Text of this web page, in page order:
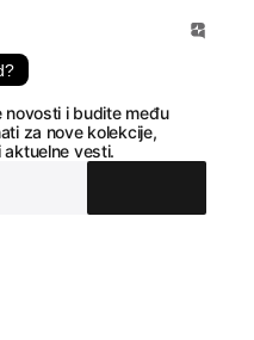
novosti i budite među
za nove kolekcije,
vesti.